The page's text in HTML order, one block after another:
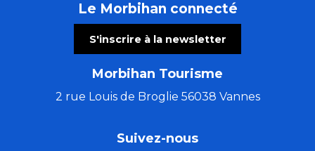
Le Morbihan connecté
S'inscrire à la newsletter
Morbihan Tourisme
2 rue Louis de Broglie 56038 Vannes
Suivez-nous